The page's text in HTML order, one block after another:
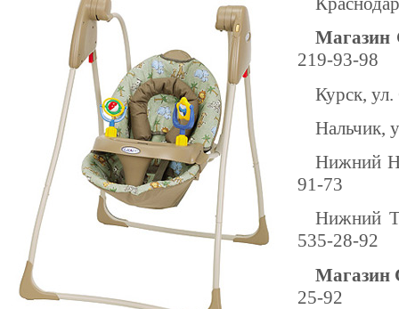
Магазин
219-93-98
Курск,
Нальчик,
Нижний
91-73
Нижний
535-28-92
Магазин
25-92